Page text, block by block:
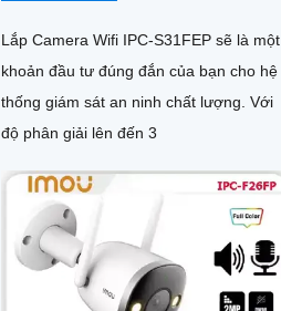
Lắp Camera Wifi IPC-S31FEP sẽ là một
khoản đầu tư đúng đắn của bạn cho hệ
thống giám sát an ninh chất lượng. Với
độ phân giải lên đến 3